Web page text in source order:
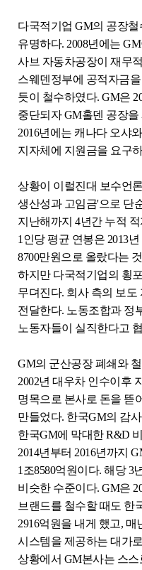
다국적기업 GM의 공장
유명하다. 2008년에는
사브 자동차공장이 재무
스웨덴정부에 공적자금
듯이 철수하였다. GM은
중단되자 GM홀덴 공장
2016년에는 캐나다 오샤
지자체에 지원금을 요구
상황이 이럴진대 보수언
생산성과 고임금'으로 단
지난해까지 4년간 누적
1인당 평균 연봉은 2013년
8700만원으로 올랐다는
하지만 다국적기업의 횡
무뎌진다. 회사 측의 보
전달한다. 노동조합과 정
노동자들이 실직한다고
GM의 군산공장 폐쇄와
2002년 대우차 인수이후
명목으로 본사로 돈을 뜯
만들었다. 한국GM의 감
한국GM에 막대한 R&D
2014년부터 2016년까지
1조8580억원이다. 해당 3
비슷한 수준이다. GM은
브랜드를 철수할 때도 한
2916억원을 내게 했고, 매
시스템을 제공하는 대가
상황에서 GM본사는 스